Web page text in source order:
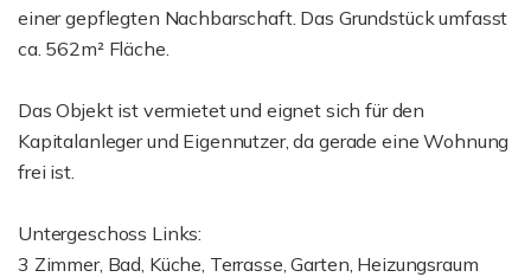
einer gepflegten Nachbarschaft. Das Grundstück umfasst
ca. 562m² Fläche.
Das Objekt ist vermietet und eignet sich für den
Kapitalanleger und Eigennutzer, da gerade eine Wohnung
frei ist.
Untergeschoss Links:
3 Zimmer, Bad, Küche, Terrasse, Garten, Heizungsraum